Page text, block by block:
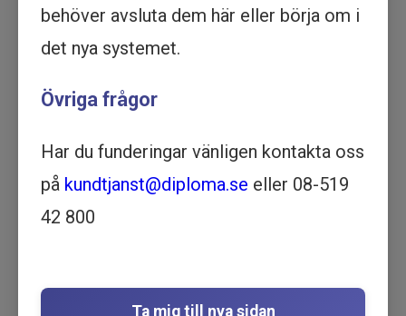
ISO 14001 - Miljöledning -
VERKSAMHETSUTVECKLING | 1
Beskrivning
Få en grundkurs i miljöledning med ISO 14001.
Lär dig allt om det viktigaste systemet för
behöver avsluta dem här eller börja om i
det nya systemet.
Övriga frågor
Har du funderingar vänligen kontakta oss
på kundtjanst@diploma.se eller 08-519
42 800
Ta mig till nya sidan